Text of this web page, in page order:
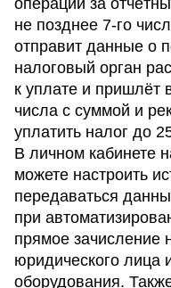
операции за
не позднее 7-го
отправит данные о
налоговый орган
к уплате и пришлёт
числа с суммой и
уплатить налог до
В личном кабинете
можете настроить
передаваться
при
прямое зачисление
юридического лица
оборудования.